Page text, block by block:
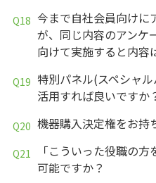
今まで自社会員向けに
が、同じ内容のアンケ
向けて実施すると内容
特別パネル(スペシャ
活用すれば良いですか
機器購入決定権をお持
「こういった役職の
可能ですか？